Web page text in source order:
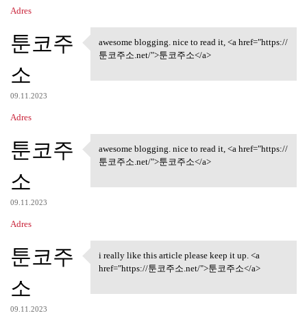
Adres
툰코주
소
09.11.2023
Adres
awesome blogging. nice to
awesome blogging. nice to read it, <a href="https://
툰코주소.net/">툰코주소</a>
툰코주
소
09.11.2023
Adres
awesome blogging. nice to
awesome blogging. nice to read it, <a href="https://
툰코주소.net/">툰코주소</a>
툰코주
소
09.11.2023
i really like this article
i really like this article please keep it up. <a
href="https://툰코주소.net/">툰코주소</a>